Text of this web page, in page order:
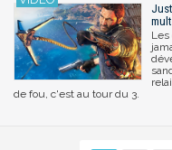
de fou, c'est au tour du 3.